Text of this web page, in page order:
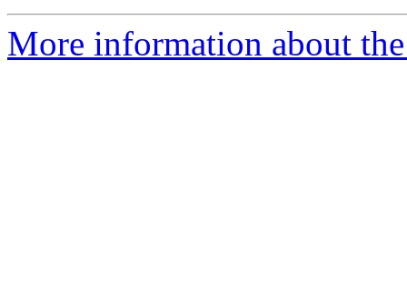
More information about